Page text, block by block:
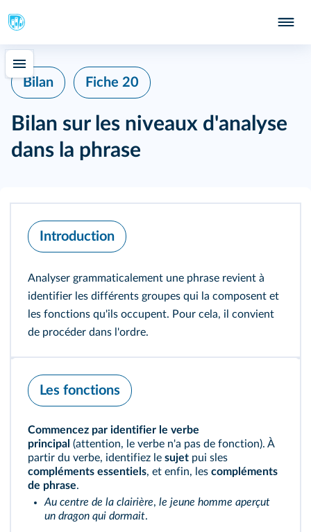
Bilan Fiche 20
Bilan sur les niveaux d'analyse
dans la phrase
Introduction
Analyser grammaticalement une phrase revient à
identifier les différents groupes qui la composent et
les fonctions qu'ils occupent. Pour cela, il convient
de procéder dans l'ordre.
Les fonctions
Commencez par identifier le verbe
principal (attention, le verbe n'a pas de fonction). À
partir du verbe, identifiez le sujet pui sles
compléments essentiels, et enfin, les compléments
de phrase.
Au centre de la clairière, le jeune homme aperçut
un dragon qui dormait.